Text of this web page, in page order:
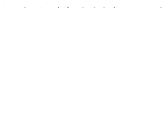
دیجیتال از انواع فایل های لایه
تکمیل کنند. در ادامه، به معرفی
دسته‌بندی‌ها در
و آنلاین و طرح‌های لایه باز